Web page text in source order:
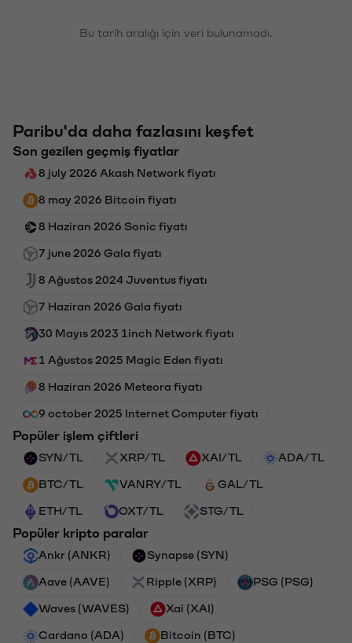
Bu tarih aralığı için veri bulunamadı.
Paribu'da daha fazlasını keşfet
Son gezilen geçmiş fiyatlar
8 july 2026 Akash Network fiyatı
8 may 2026 Bitcoin fiyatı
8 Haziran 2026 Sonic fiyatı
7 june 2026 Gala fiyatı
8 Ağustos 2024 Juventus fiyatı
7 Haziran 2026 Gala fiyatı
30 Mayıs 2023 1inch Network fiyatı
1 Ağustos 2025 Magic Eden fiyatı
8 Haziran 2026 Meteora fiyatı
9 october 2025 Internet Computer fiyatı
Popüler işlem çiftleri
SYN/TL XRP/TL XAI/TL ADA/TL
BTC/TL VANRY/TL GAL/TL
ETH/TL OXT/TL STG/TL
Popüler kripto paralar
Ankr (ANKR) Synapse (SYN)
Aave (AAVE) Ripple (XRP) PSG (PSG)
Waves (WAVES) Xai (XAI)
Cardano (ADA) Bitcoin (BTC)